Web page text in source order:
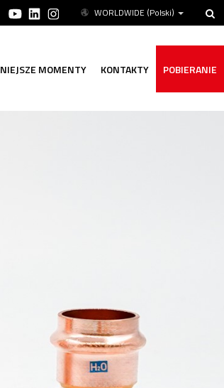
WORLDWIDE (Polski)
MOMENTY KONTAKTY POBIERANIE